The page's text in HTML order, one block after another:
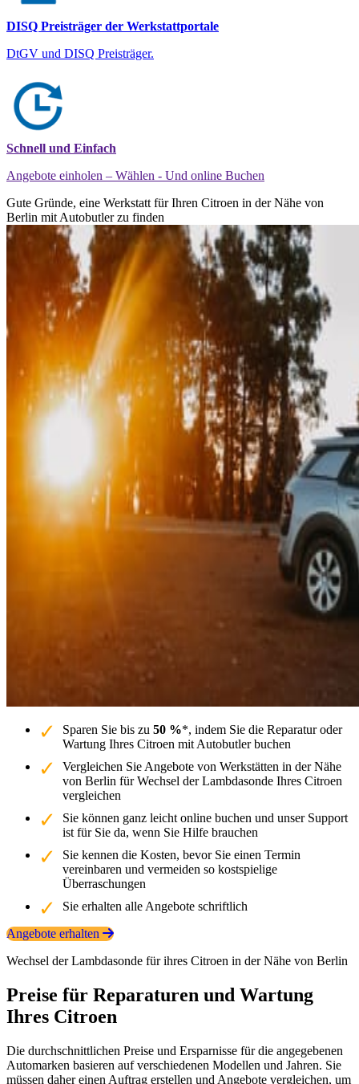
DISQ Preisträger der Werkstattportale
DtGV und DISQ Preisträger.
Schnell und Einfach
Angebote einholen – Wählen - Und online Buchen
Gute Gründe, eine Werkstatt für Ihren Citroen in der Nähe von
Berlin mit Autobutler zu finden
Sparen Sie bis zu 50 %*, indem Sie die Reparatur oder
Wartung Ihres Citroen mit Autobutler buchen
Vergleichen Sie Angebote von Werkstätten in der Nähe
von Berlin für Wechsel der Lambdasonde Ihres Citroen
vergleichen
Sie können ganz leicht online buchen und unser Support
ist für Sie da, wenn Sie Hilfe brauchen
Sie kennen die Kosten, bevor Sie einen Termin
vereinbaren und vermeiden so kostspielige
Überraschungen
Sie erhalten alle Angebote schriftlich
Angebote erhalten
Wechsel der Lambdasonde für ihres Citroen in der Nähe von Berlin
Preise für Reparaturen und Wartung
Ihres Citroen
Die durchschnittlichen Preise und Ersparnisse für die angegebenen
Automarken basieren auf verschiedenen Modellen und Jahren. Sie
müssen daher einen Auftrag erstellen und Angebote vergleichen, um